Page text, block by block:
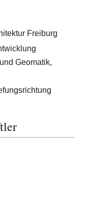
Freiburg
Geomatik,